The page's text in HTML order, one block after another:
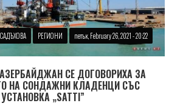
РЕГИОНИ петък, February 26, 2021 - 20:22
СЕ ДОГОВОРИХА ЗА
НА СОНДАЖНИ КЛАДЕНЦИ СЪС
„SATTI”